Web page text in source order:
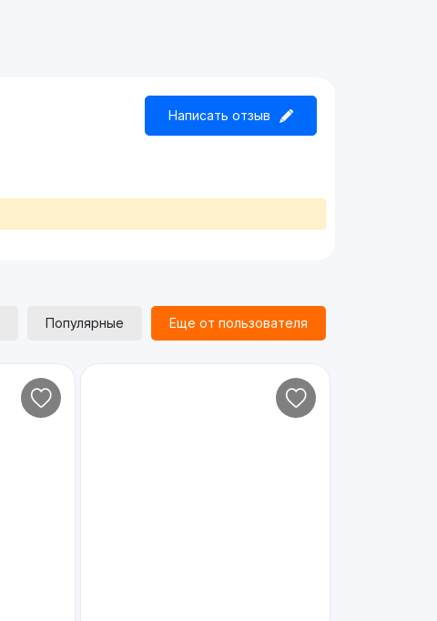
Написать отзыв
Популярные Еще от пользователя